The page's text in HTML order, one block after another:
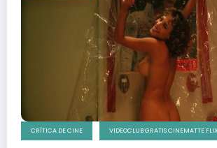
CRÍTICA DE CINE VIDEOCLUB GRATIS CINEMATTE FLIX